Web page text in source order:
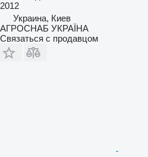
2012
Украина, Киев
АГРОСНАБ УКРАЇНА
Связаться с продавцом